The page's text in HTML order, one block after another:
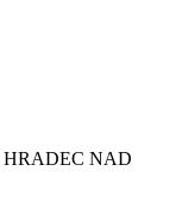
HRADEC NAD